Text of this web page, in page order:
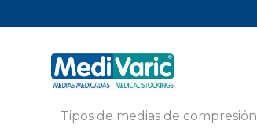
Tipos de medias de compresión